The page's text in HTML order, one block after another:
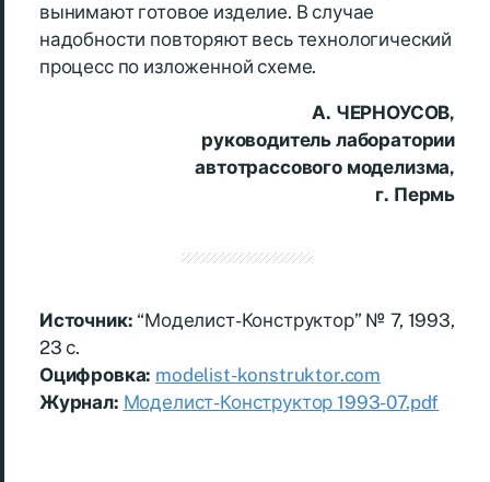
вынимают готовое изделие. В случае
надобности повторяют весь технологический
процесс по изложенной схеме.
А. ЧЕРНОУСОВ,
руководитель лаборатории
автотрассового моделизма,
г. Пермь
Источник: “Моделист-Конструктор” № 7, 1993,
23 с.
Оцифровка: modelist-konstruktor.com
Журнал: Моделист-Конструктор 1993-07.pdf